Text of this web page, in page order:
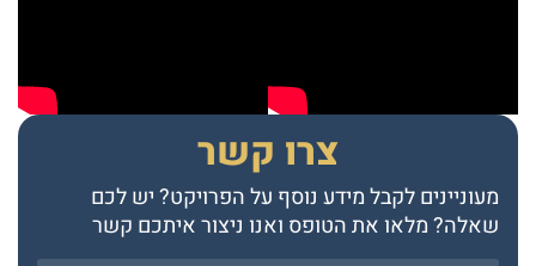
צרו קשר
מעוניינים לקבל מידע נוסף על הפרויקט? יש לכם
שאלה? מלאו את הטופס ואנו ניצור איתכם קשר